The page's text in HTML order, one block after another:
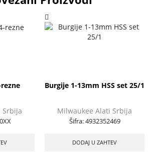
rezne
Srbija
Burgije 1-13mm HSS set 25/1
Milwaukee Alati Srbija
Šifra:4932352469
DODAJ U ZAHTEV